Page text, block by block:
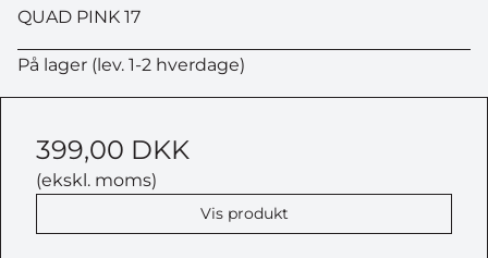
QUAD PINK 17
På lager (lev. 1-2 hverdage)
399,00 DKK
(ekskl. moms)
Vis produkt